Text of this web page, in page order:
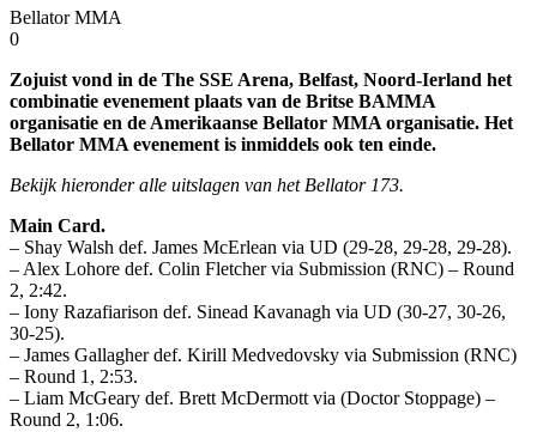
Bellator MMA
0
Zojuist vond in de The SSE Arena, Belfast, Noord-Ierland het
combinatie evenement plaats van de Britse BAMMA
organisatie en de Amerikaanse Bellator MMA organisatie. Het
Bellator MMA evenement is inmiddels ook ten einde.
Bekijk hieronder alle uitslagen van het Bellator 173.
Main Card.
– Shay Walsh def. James McErlean via UD (29-28, 29-28, 29-28).
– Alex Lohore def. Colin Fletcher via Submission (RNC) – Round
2, 2:42.
– Iony Razafiarison def. Sinead Kavanagh via UD (30-27, 30-26,
30-25).
– James Gallagher def. Kirill Medvedovsky via Submission (RNC)
– Round 1, 2:53.
– Liam McGeary def. Brett McDermott via (Doctor Stoppage) –
Round 2, 1:06.